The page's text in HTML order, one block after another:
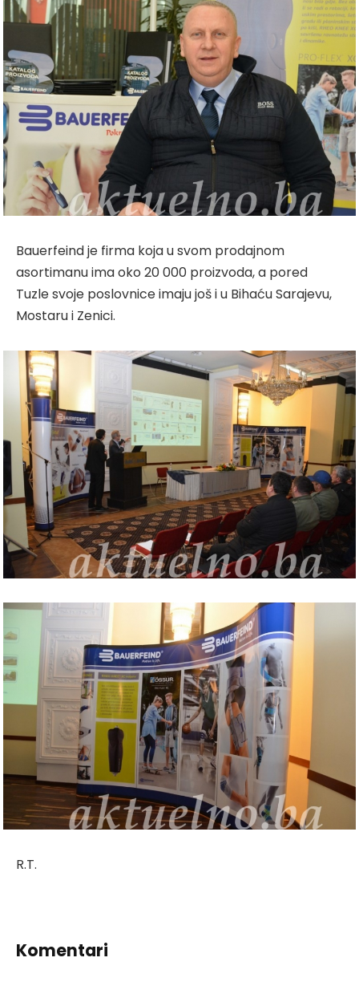
Bauerfeind je firma koja u svom prodajnom
asortimanu ima oko 20 000 proizvoda, a pored
Tuzle svoje poslovnice imaju još i u Bihaću Sarajevu,
Mostaru i Zenici.
R.T.
Komentari